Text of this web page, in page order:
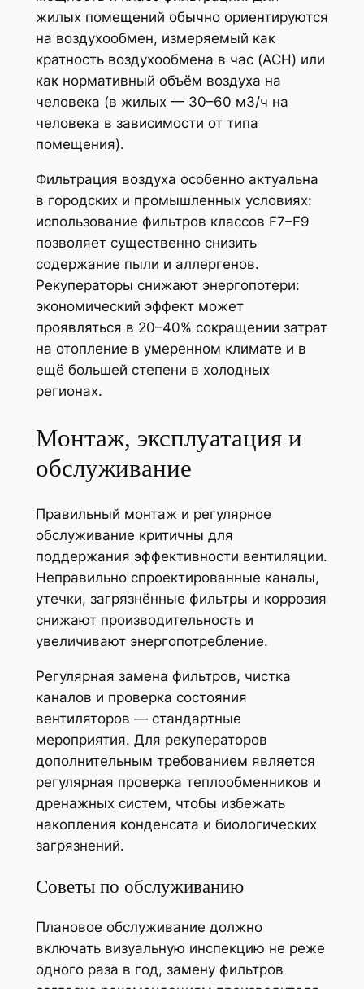
жилых помещений обычно ориентируются
на воздухообмен, измеряемый как
кратность воздухообмена в час (ACH) или
как нормативный объём воздуха на
человека (в жилых — 30–60 м3/ч на
человека в зависимости от типа
помещения).
Фильтрация воздуха особенно актуальна
в городских и промышленных условиях:
использование фильтров классов F7–F9
позволяет существенно снизить
содержание пыли и аллергенов.
Рекуператоры снижают энергопотери:
экономический эффект может
проявляться в 20–40% сокращении затрат
на отопление в умеренном климате и в
ещё большей степени в холодных
регионах.
Монтаж, эксплуатация и
обслуживание
Правильный монтаж и регулярное
обслуживание критичны для
поддержания эффективности вентиляции.
Неправильно спроектированные каналы,
утечки, загрязнённые фильтры и коррозия
снижают производительность и
увеличивают энергопотребление.
Регулярная замена фильтров, чистка
каналов и проверка состояния
вентиляторов — стандартные
мероприятия. Для рекуператоров
дополнительным требованием является
регулярная проверка теплообменников и
дренажных систем, чтобы избежать
накопления конденсата и биологических
загрязнений.
Советы по обслуживанию
Плановое обслуживание должно
включать визуальную инспекцию не реже
одного раза в год, замену фильтров